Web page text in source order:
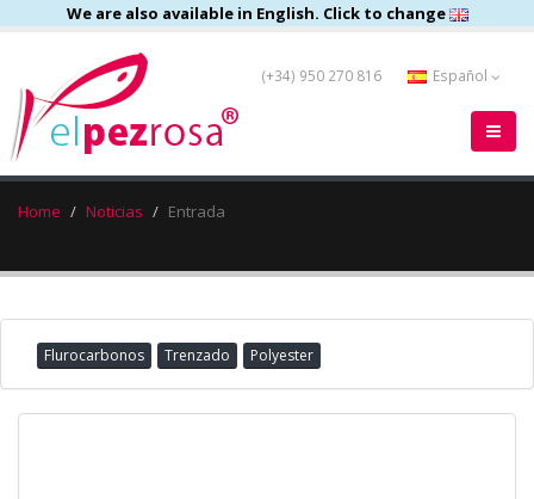
We are also available in English. Click to change
(+34) 950 270 816 Español
Home Noticias Entrada
Flurocarbonos Trenzado Polyester